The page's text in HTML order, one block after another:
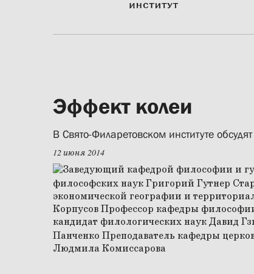
Эффект колеи
В Свято-Филаретовском институте
12 июня 2014